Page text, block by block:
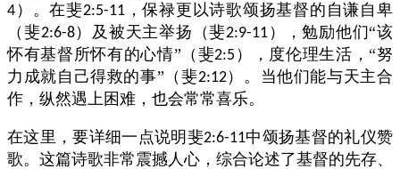
4 ）。在斐2:5-11，保禄更以诗歌颂扬基督的自谦自卑
（斐2:6-8）及被天主举扬（斐2:9-11 ），勉励他们“该
怀有基督所怀有的心情”（斐2:5 ），度伦理生活，“努
力成就自己得救的事”（斐2:12）。当他们能与天主合
作，纵然遇上困难，也会常常喜乐。
在这里，要详细一点说明斐2:6-11中颂扬基督的礼仪赞
歌。这篇诗歌非常震撼人心，综合论述了基督的先存、